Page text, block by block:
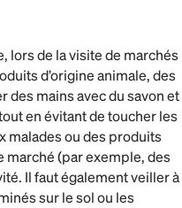
lors de la visite de marchés
d’origine animale, des
des mains avec du savon et
en évitant de toucher les
malades ou des produits
marché (par exemple, des
Il faut également veiller à
sur le sol ou les